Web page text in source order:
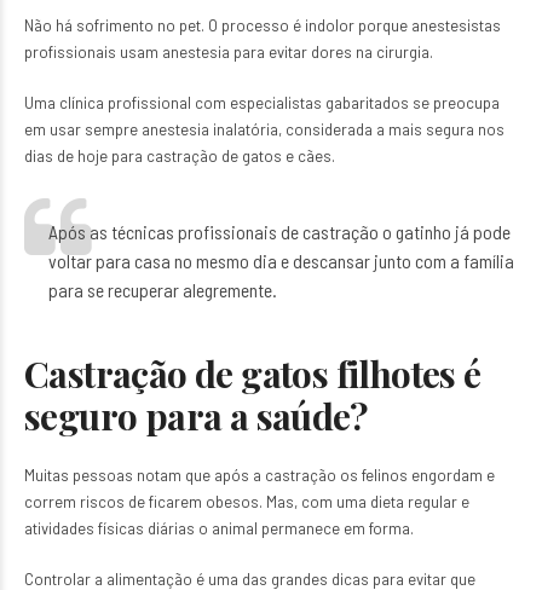
Não há sofrimento no pet. O processo é indolor porque anestesistas
profissionais usam anestesia para evitar dores na cirurgia.
Uma clínica profissional com especialistas gabaritados se preocupa
em usar sempre anestesia inalatória, considerada a mais segura nos
dias de hoje para castração de gatos e cães.
Após as técnicas profissionais de castração o gatinho já pode
voltar para casa no mesmo dia e descansar junto com a família
para se recuperar alegremente.
Castração de gatos filhotes é
seguro para a saúde?
Muitas pessoas notam que após a castração os felinos engordam e
correm riscos de ficarem obesos. Mas, com uma dieta regular e
atividades físicas diárias o animal permanece em forma.
Controlar a alimentação é uma das grandes dicas para evitar que